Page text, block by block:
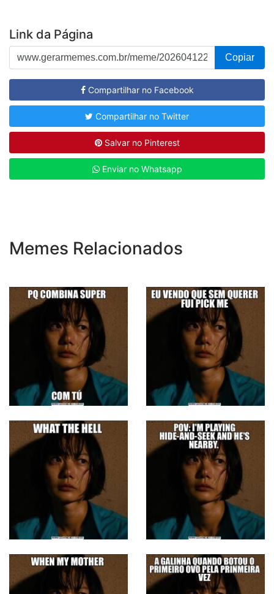
Link da Página
Copiar
Compartilhar no Facebook
Compartilhar no Twitter
Salvar no Pinterest
Enviar no Whatsapp
Memes Relacionados